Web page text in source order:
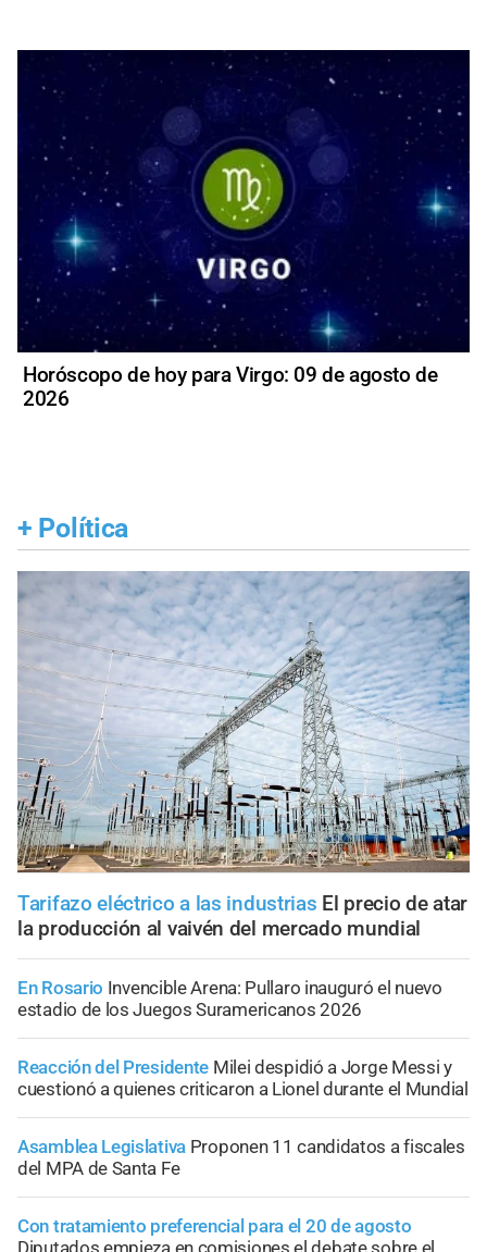
Horóscopo de hoy para Virgo: 09 de agosto de
2026
+ Política
Tarifazo eléctrico a las industrias El precio de atar
la producción al vaivén del mercado mundial
En Rosario Invencible Arena: Pullaro inauguró el nuevo
estadio de los Juegos Suramericanos 2026
Reacción del Presidente Milei despidió a Jorge Messi y
cuestionó a quienes criticaron a Lionel durante el Mundial
Asamblea Legislativa Proponen 11 candidatos a fiscales
del MPA de Santa Fe
Con tratamiento preferencial para el 20 de agosto